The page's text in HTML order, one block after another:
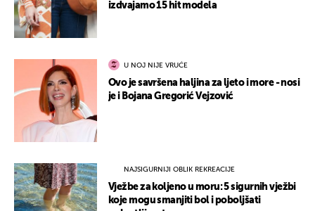
izdvajamo 15 hit modela
U NOJ NIJE VRUĆE
Ovo je savršena haljina za ljeto i more - nosi
je i Bojana Gregorić Vejzović
NAJSIGURNIJI OBLIK REKREACIJE
Vježbe za koljeno u moru: 5 sigurnih vježbi
koje mogu smanjiti bol i poboljšati